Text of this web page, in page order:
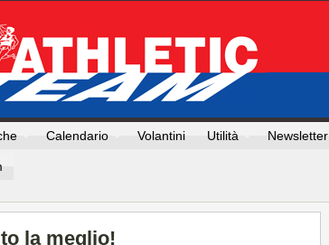
Calendario Volantini Utilità Newsletter
la meglio!